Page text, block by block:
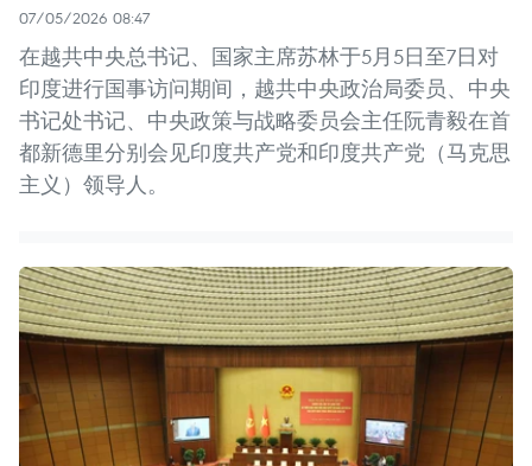
07/05/2026 08:47
在越共中央总书记、国家主席苏林于5月5日至7日对
印度进行国事访问期间，越共中央政治局委员、中央
书记处书记、中央政策与战略委员会主任阮青毅在首
都新德里分别会见印度共产党和印度共产党（马克思
主义）领导人。